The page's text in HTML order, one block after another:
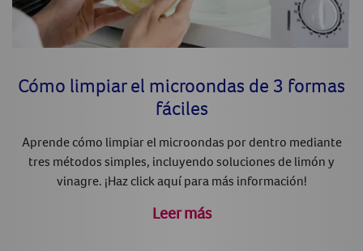
Cómo limpiar el microondas de 3 formas
fáciles
Aprende cómo limpiar el microondas por dentro mediante
tres métodos simples, incluyendo soluciones de limón y
vinagre. ¡Haz click aquí para más información!
Leer más